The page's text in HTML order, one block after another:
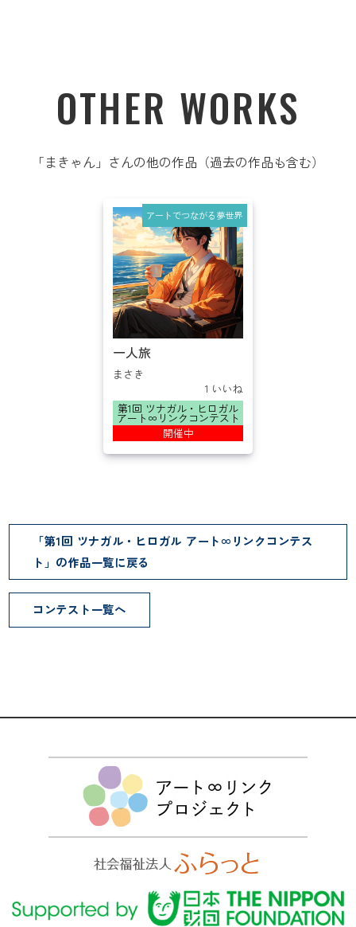
OTHER WORKS
「まきゃん」さんの他の作品（過去の作品も含む）
アートでつながる夢世界
一人旅
まさき
1 いいね
第1回 ツナガル・ヒロガル
アート∞リンクコンテスト
開催中
「第1回 ツナガル・ヒロガル アート∞リンクコンテス
ト」の作品一覧に戻る
コンテスト一覧へ